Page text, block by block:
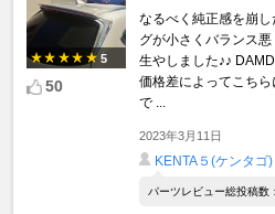
5
50
なるべく純正感を崩
グが小さくバランス
生やしました♪♪
価格差によってこち
で ...
2023年3月11日
KENTA５(ケンタゴ)
パーツレビュー総投稿数